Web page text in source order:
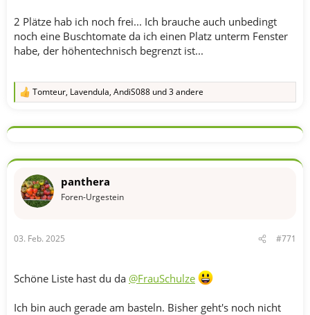
2 Plätze hab ich noch frei... Ich brauche auch unbedingt
noch eine Buschtomate da ich einen Platz unterm Fenster
habe, der höhentechnisch begrenzt ist...
R
k
o
e
n
Tomteur, Lavendula, AndiS088 und 3 andere
panthera
Foren-Urgestein
03. Feb. 2025 #771
Schöne Liste hast du da @FrauSchulze
Ich bin auch gerade am basteln. Bisher geht's noch nicht